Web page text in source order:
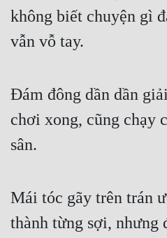
không biết chuyện gì
vẫn vỗ tay.
Đám đông dần dần
chơi xong, cũng chạy
sân.
Mái tóc gãy trên trán
thành từng sợi, nhưng